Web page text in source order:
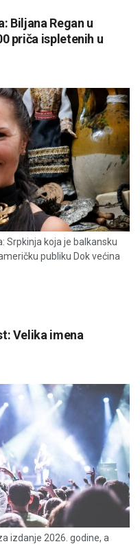
Biljana Regan u
priča ispletenih u
Srpkinja koja je balkansku
publiku Dok većina
Velika imena
izdanje 2026. godine, a